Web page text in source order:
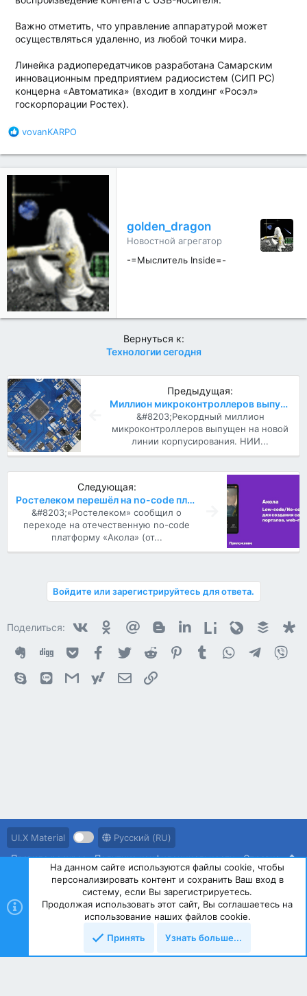
Важно отметить, что управление аппаратурой может
осуществляться удаленно, из любой точки мира.
Линейка радиопередатчиков разработана Самарским
инновационным предприятием радиосистем (СИП РС)
концерна «Автоматика» (входит в холдинг «Росэл»
госкорпорации Ростех).
Б
а
г
д
а
р
с
т
и
:
vovanKARPO
golden_dragon
Новостной агрегатор
-=Мыслитель Inside=-
Вернуться к:
Технологии сегодня
Предыдущая:
Миллион микроконтроллеров выпущен на новой линии корпусирования НИИЭТ
&#8203;Рекордный миллион
микроконтроллеров выпущен на новой
линии корпусирования. НИИ...
Следующая:
Ростелеком перешёл на no-code платформу АКОЛА
&#8203;«Ростелеком» сообщил о
переходе на отечественную no-code
платформу «Акола» (от...
Войдите или зарегистрируйтесь для ответа.
Поделиться: VkontakteOdnoklassniki
Mail.ru Blogger LinkedinLiveinternet
Livejournal
Buffer
EvernoteDigg GetpocketFacebook
Twitter Reddit PinterestTumblr WhatsAppTelegram
Skype Line GmailyahoomailЭлектронная почта
UI.X Material
Русский (RU)
Правила ресурса
Политика конфиденциальности Справка
Community platform by XenForo © 2010-2023 XenForo Ltd.
На данном сайте используются файлы cookie, чтобы
персонализировать контент и сохранить Ваш вход в
систему, если Вы зарегистрируетесь.
Продолжая использовать этот сайт, Вы соглашаетесь на
использование наших файлов cookie.
Принять
Узнать больше...